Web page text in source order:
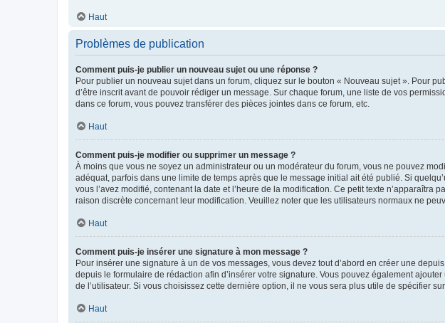
Haut
Problèmes de publication
Comment puis-je publier un nouveau sujet ou une réponse ?
Pour publier un nouveau sujet dans un forum, cliquez sur le bouton « Nouveau sujet ». Pour
d’être inscrit avant de pouvoir rédiger un message. Sur chaque forum, une liste de vos
dans ce forum, vous pouvez transférer des pièces jointes dans ce forum, etc.
Haut
Comment puis-je modifier ou supprimer un message ?
À moins que vous ne soyez un administrateur ou un modérateur du forum, vous ne pouvez
adéquat, parfois dans une limite de temps après que le message initial ait été publié. Si
vous l’avez modifié, contenant la date et l’heure de la modification. Ce petit texte n’apparaîtra
raison discrète concernant leur modification. Veuillez noter que les utilisateurs normaux ne
Haut
Comment puis-je insérer une signature à mon message ?
Pour insérer une signature à un de vos messages, vous devez tout d’abord en créer une
depuis le formulaire de rédaction afin d’insérer votre signature. Vous pouvez également
de l’utilisateur. Si vous choisissez cette dernière option, il ne vous sera plus utile de spécifier
Haut